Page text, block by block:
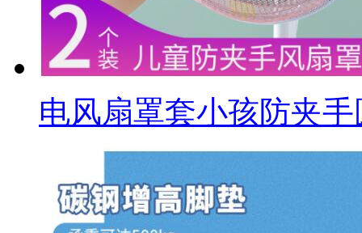
电风扇罩套小孩防夹